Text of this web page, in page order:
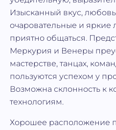
Изысканный вкус,
очаровательные и яркие
приятно общаться.
Меркурия и Венеры
мастерстве, танцах,
пользуются успехом у
Возможна склонность к
технологиям.
Хорошее расположение